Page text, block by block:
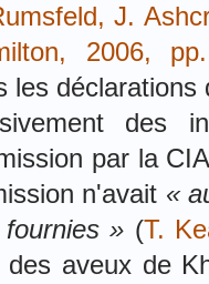
J.
2006, pp.
les
des
par la
n'avait «
» (T.
aveux de